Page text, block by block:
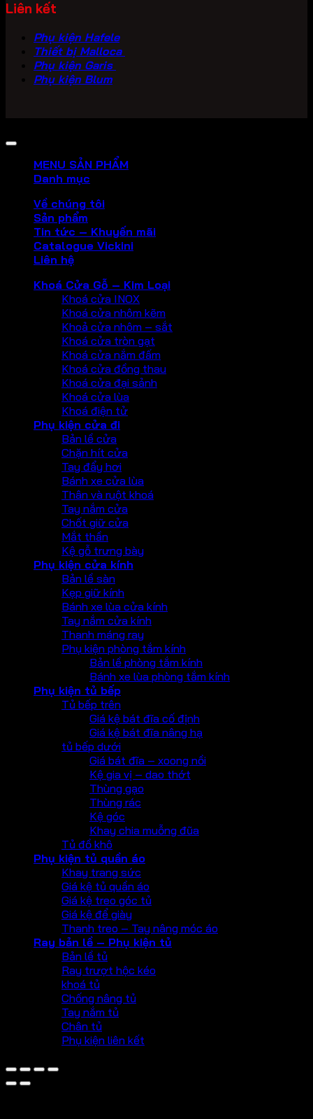
Liên kết
Phụ kiện Hafele
Thiết bị Malloca
Phụ kiện Garis
Phụ kiện Blum
MENU SẢN PHẨM
Danh mục
Về chúng tôi
Sản phẩm
Tin tức – Khuyến mãi
Catalogue Vickini
Liên hệ
Khoá Cửa Gỗ – Kim Loại
Khoá cửa INOX
Khoá cửa nhôm kẽm
Khoả cửa nhôm – sắt
Khoá cửa tròn gạt
Khoá cửa nắm đấm
Khoá cửa đồng thau
Khoá cửa đại sảnh
Khoá cửa lùa
Khoá điện tử
Phụ kiện cửa đi
Bản lề cửa
Chặn hít cửa
Tay đẩy hơi
Bánh xe cửa lùa
Thân và ruột khoá
Tay nắm cửa
Chốt giữ cửa
Mắt thần
Kệ gỗ trưng bày
Phụ kiện cửa kính
Bản lề sàn
Kẹp giữ kính
Bánh xe lùa cửa kính
Tay nắm cửa kính
Thanh máng ray
Phụ kiện phòng tắm kính
Bản lề phòng tắm kính
Bánh xe lùa phòng tắm kính
Phụ kiện tủ bếp
Tủ bếp trên
Giá kệ bát đĩa cố định
Giá kệ bát đĩa nâng hạ
tủ bếp dưới
Giá bát đĩa – xoong nồi
Kệ gia vị – dao thớt
Thùng gạo
Thùng rác
Kệ góc
Khay chia muỗng đũa
Tủ đồ khô
Phụ kiện tủ quần áo
Khay trang sức
Giá kệ tủ quần áo
Giá kệ treo góc tủ
Giá kệ để giày
Thanh treo – Tay nâng móc áo
Ray bản lề – Phụ kiện tủ
Bản lề tủ
Ray trượt hộc kéo
khoá tủ
Chống nâng tủ
Tay nắm tủ
Chân tủ
Phụ kiện liên kết